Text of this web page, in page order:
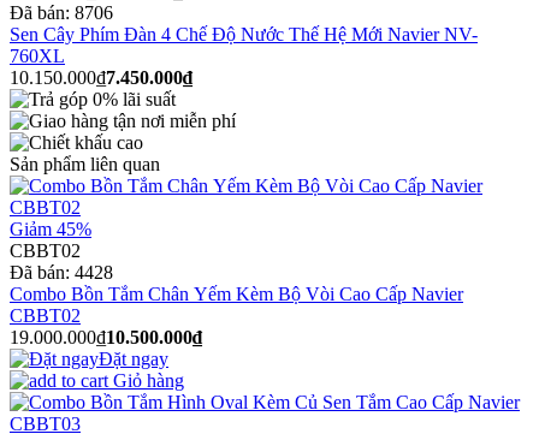
Đã bán: 8706
Sen Cây Phím Đàn 4 Chế Độ Nước Thế Hệ Mới Navier NV-
760XL
10.150.000₫7.450.000₫
Sản phẩm liên quan
Giảm 45%
CBBT02
Đã bán: 4428
Combo Bồn Tắm Chân Yếm Kèm Bộ Vòi Cao Cấp Navier
CBBT02
19.000.000₫10.500.000₫
Đặt ngay
Giỏ hàng